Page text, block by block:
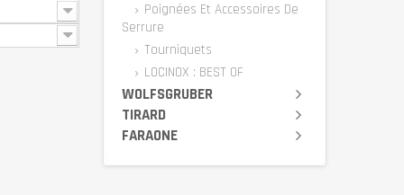
Poignées Et Accessoires De
Serrure
Tourniquets
LOCINOX : BEST OF
WOLFSGRUBER
TIRARD
FARAONE